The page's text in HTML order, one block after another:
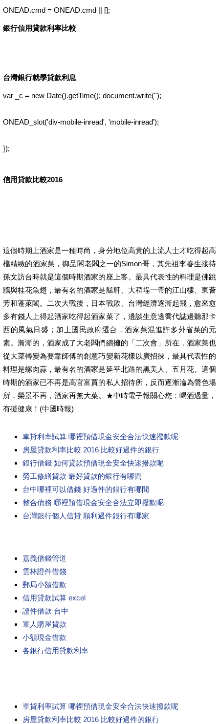
ONEAD.cmd = ONEAD.cmd || [];
銀行信用貸款利率比較
台灣銀行就學貸款利息
var _c = new Date().getTime(); document.write('');
ONEAD_slot('div-mobile-inread', 'mobile-inread');
});
信用貸款比較2016
這個時期上酒家是一種時尚，身分地位高貴的上流人士才吃得起高
檔精緻的酒家菜，御品閣老闆之一的Simon哥，其先祖李春生接待
孫文訪台時就是這個時期酒家的座上客。最具代表性的料理是佛跳
牆與桂花魚翅，最有名的酒家是艋舺、大稻埕一帶的江山樓、東薈
芳和蓬萊閣。二次大戰後，日本戰敗、台灣經濟逐漸起飛，愈來愈
多有錢人上得起酒家吃得起酒家菜了，邊談生意邊喬代誌邊聽那卡
西的風氣日盛；加上國民政府遷台，酒家菜混進許多外省菜的元
素。漸漸的，酒家成了大老闆們續攤的「二次會」所在，酒家菜也
從大菜轉變為要靠師傅的創意巧變新花樣以廣招徠，最具代表性的
料理是螺肉蒜，最有名的酒家是延平北路的黑美人、五月花。這個
時期的酒家已不再是高官富賈的私人招待所，反而逐漸淪為聲色場
所，榮景不再，酒家再無大菜。★中時電子報關心您：喝酒過量，
有礙健康！(中國時報)
車貸利率試算 哪裡預借現金安全合法快速撥款呢
房屋貸款利率比較 2016 比較好過件的銀行
銀行借錢 如何貸款預借現金安全快速撥款呢
勞工修繕貸款 最好貸款的銀行有哪間
台中哪裡可以借錢 好過件的銀行有哪間
整合債務 哪裡預借現金安全合法立即撥款呢
台灣銀行個人信貸 順利過件銀行有哪家
嘉義借錢管道
雲林證件借錢
郵局小額借款
信用貸款試算 excel
證件借款 台中
軍人購屋貸款
小額現金借款
各銀行信用貸款利率
車貸利率試算 哪裡預借現金安全合法快速撥款呢
房屋貸款利率比較 2016 比較好過件的銀行